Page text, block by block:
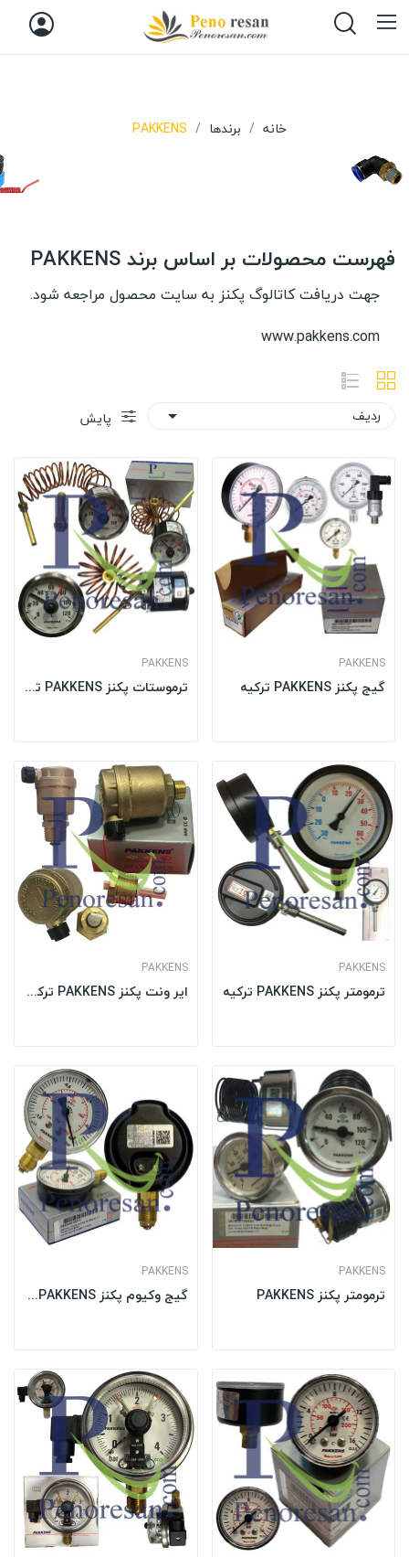
خانه برندها PAKKENS
فهرست محصولات بر اساس برند PAKKENS
جهت دریافت کاتالوگ پکنز به سایت محصول مراجعه شود.
www.pakkens.com
ردیف 
PAKKENS
گیج پکنز PAKKENS ترکیه
PAKKENS
ترموستات پکنز PAKKENS ترکیه
PAKKENS
ترمومتر پکنز PAKKENS ترکیه
PAKKENS
ایر ونت پکنز PAKKENS ترکیه
PAKKENS
ترمومتر پکنز PAKKENS
PAKKENS
گیج وکیوم پکنز PAKKENS ترکیه